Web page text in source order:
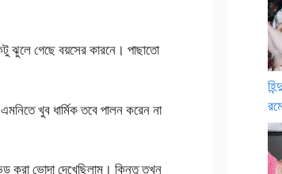
ঝুলে গেছে বয়সের কারনে। পাছাতো
খুব ধার্মিক তবে পালন করেন না
করা ভোদা দেখেছিলাম। কিন্তু তখন